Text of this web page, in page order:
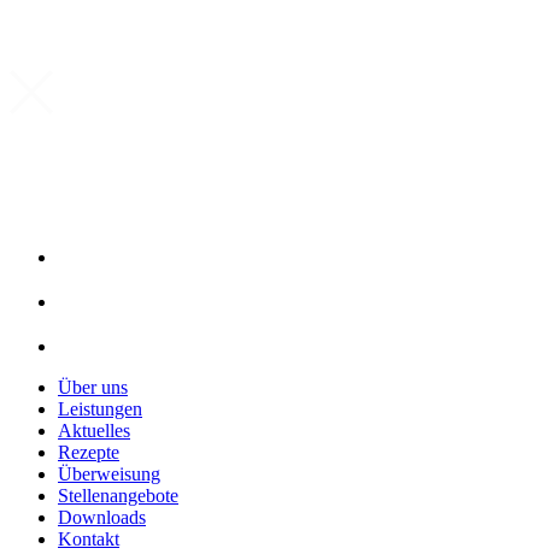
Über uns
Leistungen
Aktuelles
Rezepte
Überweisung
Stellenangebote
Downloads
Kontakt